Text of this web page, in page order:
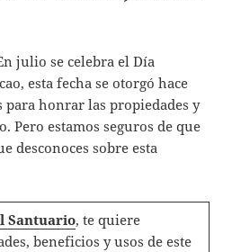
julio se celebra el Día
esta fecha se otorgó hace
para honrar las propiedades y
Pero estamos seguros de que
desconoces sobre esta
Santuario, te quiere
beneficios y usos de este